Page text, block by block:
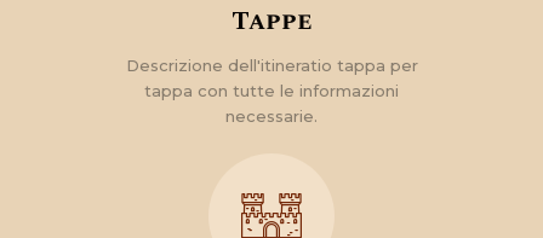
Tappe
Descrizione dell'itineratio tappa per
tappa con tutte le informazioni
necessarie.